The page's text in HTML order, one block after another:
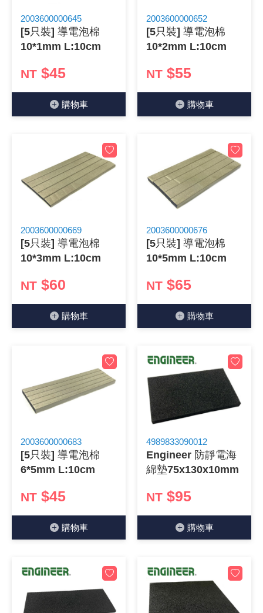
2003600000645
[5只裝] 導電泡棉
10*1mm L:10cm
NT $45
購物⾞
2003600000652
[5只裝] 導電泡棉
10*2mm L:10cm
NT $55
購物⾞
2003600000669
[5只裝] 導電泡棉
10*3mm L:10cm
NT $60
購物⾞
2003600000676
[5只裝] 導電泡棉
10*5mm L:10cm
NT $65
購物⾞
2003600000683
[5只裝] 導電泡棉
6*5mm L:10cm
NT $45
購物⾞
4989833090012
Engineer 防靜電海
綿墊75x130x10mm
NT $95
購物⾞